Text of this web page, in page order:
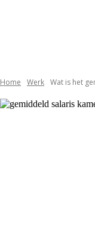
Home Werk Wat is het